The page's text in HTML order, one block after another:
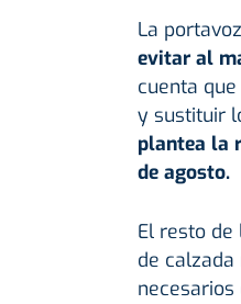
La
evitar al
cuenta
y sustituir
plantea la
de agosto.
El resto
de